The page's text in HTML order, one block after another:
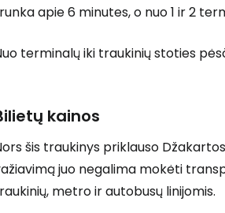
apie 6 minutes, o nuo 1 ir 2
terminalų iki traukinių stoties
kainos
šis traukinys priklauso
juo negalima mokėti
metro ir autobusų linijomis.